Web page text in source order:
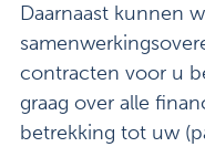
Daarnaast kunnen
contracten voor u
graag over alle
betrekking tot uw